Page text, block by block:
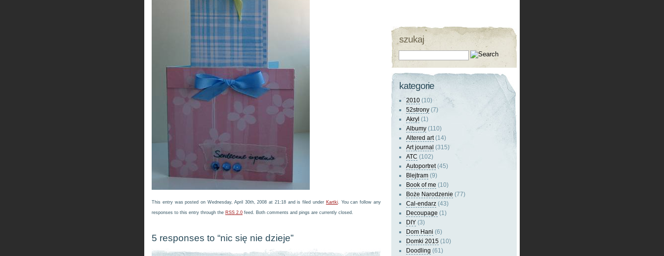
This entry was posted on Wednesday, April 30th, 2008 at 21:18 and is filed under Kartki. You can follow any
responses to this entry through the RSS 2.0 feed. Both comments and pings are currently closed.
5 responses to “nic się nie dzieje”
szukaj
kategorie
2010 (10)
52strony (7)
Akryl (1)
Albumy (110)
Altered art(14)
Art journal (315)
ATC (102)
Autoportret(45)
Blejtram (9)
Book of me (10)
Boże Narodzenie (77)
Cal-endarz (43)
Decoupage (1)
DIY (3)
Dom Hani (6)
Domki 2015 (10)
Doodling (61)